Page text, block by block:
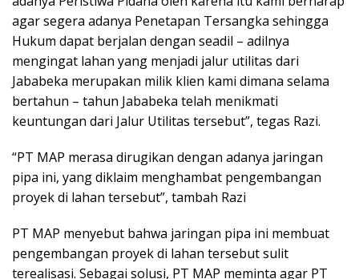
agar segera adanya Penetapan Tersangka sehingga
Hukum dapat berjalan dengan seadil – adilnya
mengingat lahan yang menjadi jalur utilitas dari
Jababeka merupakan milik klien kami dimana selama
bertahun – tahun Jababeka telah menikmati
keuntungan dari Jalur Utilitas tersebut”, tegas Razi.
“PT MAP merasa dirugikan dengan adanya jaringan
pipa ini, yang diklaim menghambat pengembangan
proyek di lahan tersebut”, tambah Razi
PT MAP menyebut bahwa jaringan pipa ini membuat
pengembangan proyek di lahan tersebut sulit
terealisasi. Sebagai solusi, PT MAP meminta agar PT